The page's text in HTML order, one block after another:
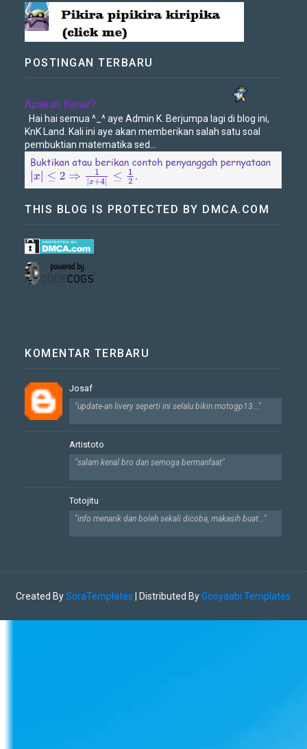
POSTINGAN TERBARU
Apakah Benar?
Hai hai semua ^_^ aye Admin K. Berjumpa lagi di blog ini,
KnK Land. Kali ini aye akan memberikan salah satu soal
pembuktian matematika sed...
THIS BLOG IS PROTECTED BY DMCA.COM
KOMENTAR TERBARU
Josaf
"update-an livery seperti ini selalu bikin motogp13..."
Artistoto
"salam kenal bro dan semoga bermanfaat"
Totojitu
"info menarik dan boleh sekali dicoba, makasih buat..."
Created BySoraTemplates | Distributed ByGooyaabi Templates